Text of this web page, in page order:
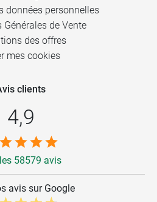
données personnelles
Générales de Vente
des offres
mes cookies
clients
4,9
58579 avis
avis sur Google